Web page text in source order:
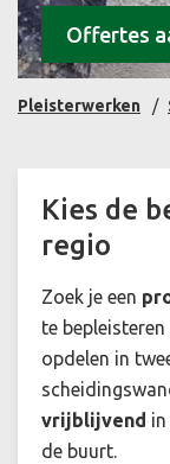
Offertes
Pleisterwerken
Kies de
regio
Zoek je een
te
opdelen in
vrijblijvend
de buurt.